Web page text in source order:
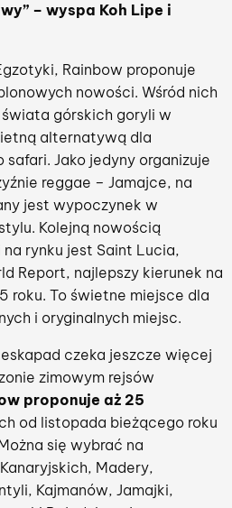
– wyspa Koh Lipe i
Rainbow proponuje
nowości. Wśród nich
górskich goryli w
alternatywą dla
Jako jedyny organizuje
reggae – Jamajce, na
jest wypoczynek w
Kolejną nowością
rynku jest Saint Lucia,
Report, najlepszy kierunek na
roku. To świetne miejsce dla
i oryginalnych miejsc.
czeka jeszcze więcej
zimowym rejsów
proponuje aż 25
od listopada bieżącego roku
się wybrać na
Madery,
Kajmanów, Jamajki,